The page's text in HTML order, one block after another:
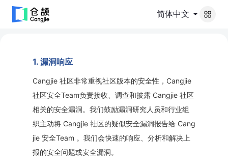
简体中文
1. 漏洞响应
Cangjie 社区非常重视社区版本的安全性，Cangjie
社区安全Team负责接收、调查和披露 Cangjie 社区
相关的安全漏洞。我们鼓励漏洞研究人员和行业组
织主动将 Cangjie 社区的疑似安全漏洞报告给 Cang
jie 安全Team 。我们会快速的响应、分析和解决上
报的安全问题或安全漏洞。